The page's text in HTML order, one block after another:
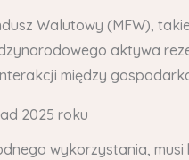
Walutowy (MFW),
aktywa
między
2025 roku
wykorzystania,